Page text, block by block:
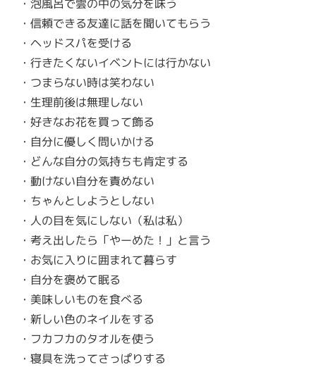
・泡風呂で雲の中の気分を味う
・信頼できる友達に話を聞いてもらう
・ヘッドスパを受ける
・行きたくないイベントには行かない
・つまらない時は笑わない
・生理前後は無理しない
・好きなお花を買って飾る
・自分に優しく問いかける
・どんな自分の気持ちも肯定する
・動けない自分を責めない
・ちゃんとしようとしない
・人の目を気にしない（私は私）
・考え出したら「やーめた！」と言う
・お気に入りに囲まれて暮らす
・自分を褒めて眠る
・美味しいものを食べる
・新しい色のネイルをする
・フカフカのタオルを使う
・寝具を洗ってさっぱりする